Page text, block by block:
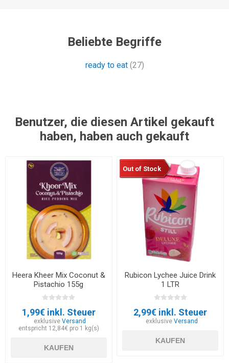
Beliebte Begriffe
ready to eat (27)
Benutzer, die diesen Artikel gekauft
haben, haben auch gekauft
Heera Kheer Mix Coconut &
Pistachio 155g
1,99€ inkl. Steuer
exklusiveVersand
entspricht 12,84€ pro 1 kg(s)
KAUFEN
Out of Stock
Rubicon Lychee Juice Drink
1 LTR
2,99€ inkl. Steuer
exklusive Versand
KAUFEN